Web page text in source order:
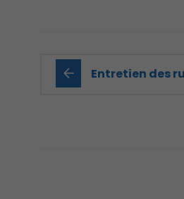
Entretien des